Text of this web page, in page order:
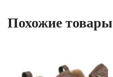
Похожие товары